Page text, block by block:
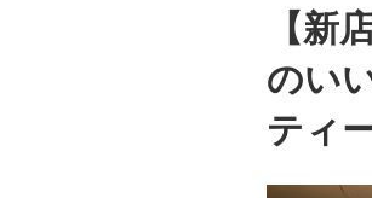
【新
のい
ティ